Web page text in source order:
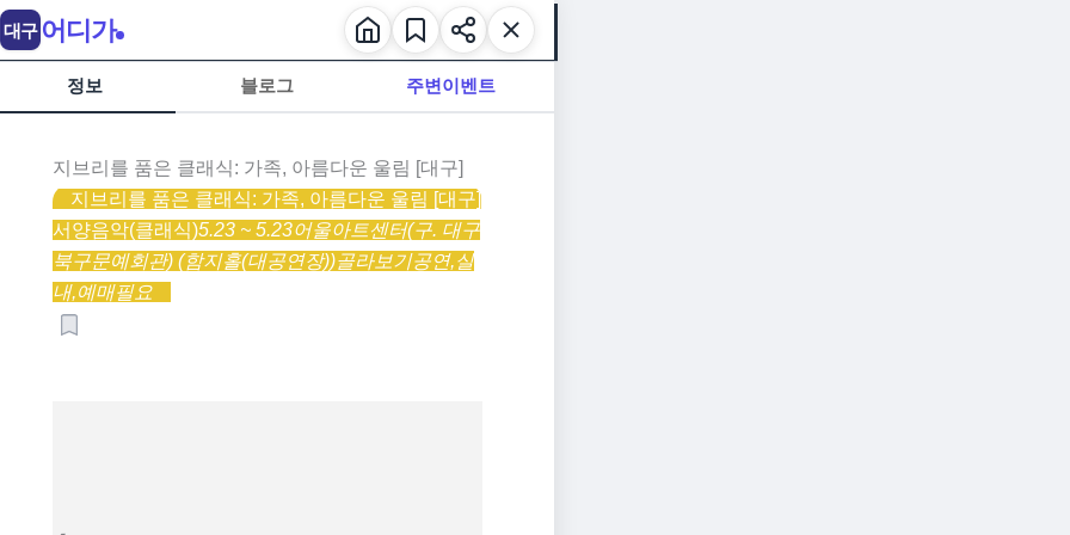
정보 블로그 주변이벤트
지브리를 품은 클래식: 가족, 아름다운 울림 [대구]
지브리를 품은 클래식: 가족, 아름다운 울림 [대구]
서양음악(클래식)5.23 ~ 5.23어울아트센터(구. 대구
북구문예회관) (함지홀(대공연장))골라보기공연,실
내,예매필요
대구 어디가